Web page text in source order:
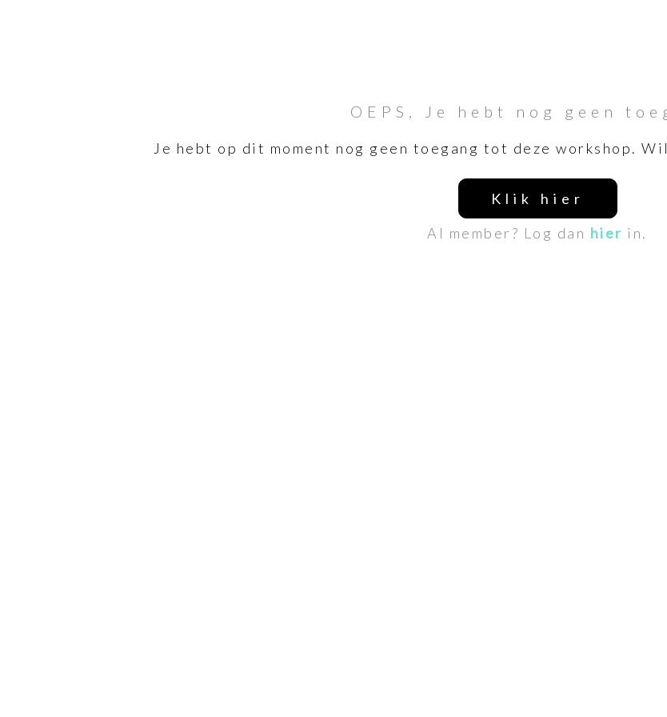
OEPS, Je hebt nog geen
Je hebt op dit moment nog geen toegang tot deze workshop.
Klik hier
Al member? Log dan hier in.